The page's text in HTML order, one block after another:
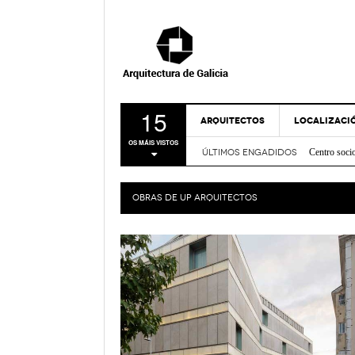
15
OS MÁIS VISTOS
ARQUITECTOS
A CORUÑA
LUGO
ÚLTIMOS ENGADIDOS
Centro
Nova Sede
Centro de
-
Bico de
Espazo
OBRAS DE UP ARQUITECTOS